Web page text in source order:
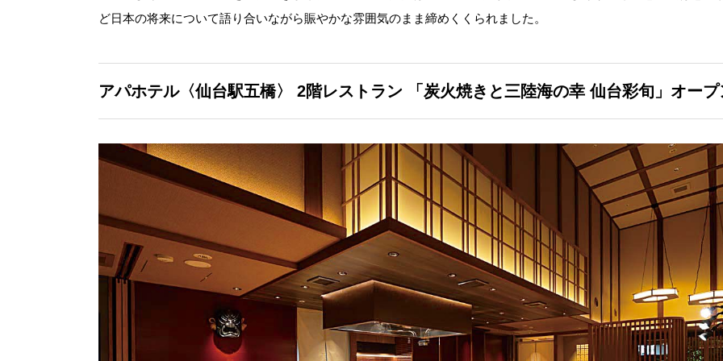
ど日本の将来について語り合いながら賑やかな雰囲気のまま締めくくられました。
アパホテル〈仙台駅五橋〉 2階レストラン 「炭火焼きと三陸海の幸 仙台彩旬」オープ